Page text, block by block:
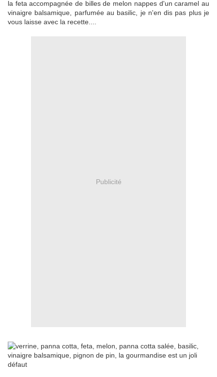
la feta accompagnée de billes de melon nappes d'un caramel au
vinaigre balsamique, parfumée au basilic, je n'en dis pas plus je
vous laisse avec la recette....
Publicité